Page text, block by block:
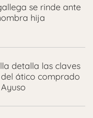
se rinde ante
hija
detalla las claves
ático comprado